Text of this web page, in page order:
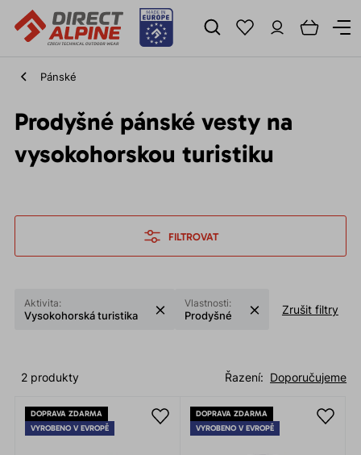
Pánské
Prodyšné pánské vesty na
vysokohorskou turistiku
FILTROVAT
Aktivita:
Vysokohorská turistika
Vlastnosti:
Prodyšné Zrušit filtry
Doporučujeme
Řazení:
2 produkty
DOPRAVA ZDARMA
VYROBENO V EVROPĚ
DOPRAVA ZDARMA
VYROBENO V EVROPĚ